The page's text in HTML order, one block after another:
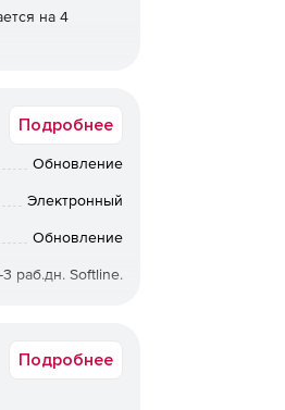
на 4
в
Подробнее
Обновление
Электронный
Обновление
раб.дн. Softline.
Подробнее